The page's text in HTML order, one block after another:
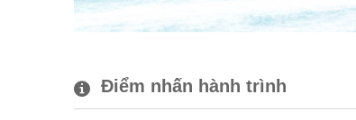
Điểm nhấn hành trình